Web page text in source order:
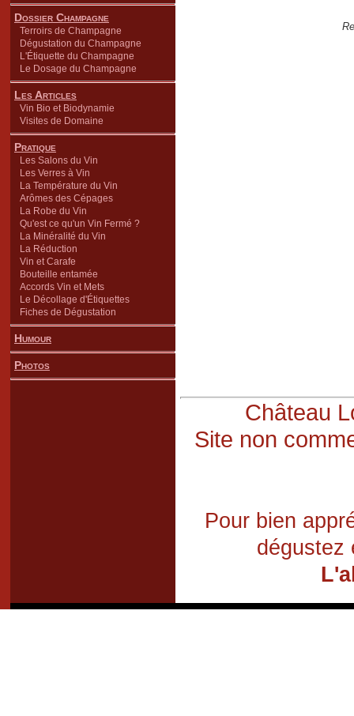
Dossier Champagne
Terroirs de Champagne
Dégustation du Champagne
L'Étiquette du Champagne
Le Dosage du Champagne
Les Articles
Vin Bio et Biodynamie
Visites de Domaine
Pratique
Les Salons du Vin
Les Verres à Vin
La Température du Vin
Arômes des Cépages
La Robe du Vin
Qu'est ce qu'un Vin Fermé ?
La Minéralité du Vin
La Réduction
Vin et Carafe
Bouteille entamée
Accords Vin et Mets
Le Décollage d'Étiquettes
Fiches de Dégustation
Humour
Photos
Château
Site non
Pour bien
dégustez